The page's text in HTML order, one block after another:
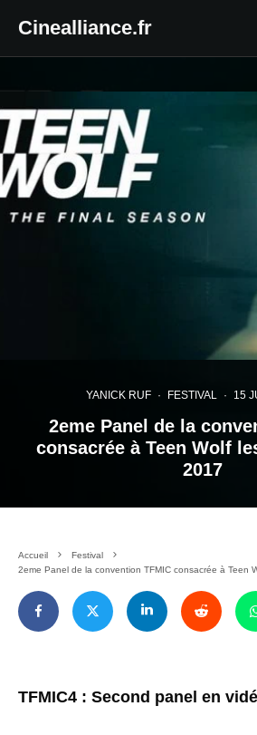
Cinealliance.fr
YANICK RUF · FESTIVAL · 15
2eme Panel de la
consacrée à Teen Wolf
2017
Accueil
Festival
2eme Panel de la convention TFMIC consacrée à Teen
TFMIC4 : Second panel en